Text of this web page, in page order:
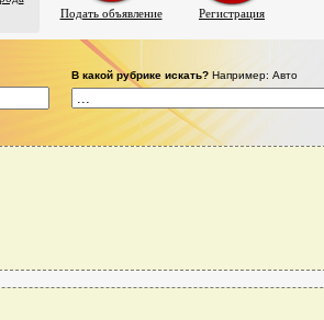
Подать объявление
Регистрация
В какой рубрике искать?Например: Авто